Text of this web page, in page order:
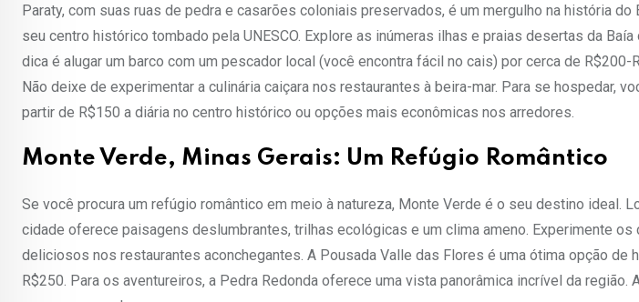
Paraty, com suas ruas de pedra e casarões coloniais preservados, é um mergulho na história
seu centro histórico tombado pela UNESCO. Explore as inúmeras ilhas e praias desertas da
dica é alugar um barco com um pescador local (você encontra fácil no cais) por cerca de
Não deixe de experimentar a culinária caiçara nos restaurantes à beira-mar. Para se hospedar,
partir de R$150 a diária no centro histórico ou opções mais econômicas nos arredores.
Monte Verde, Minas Gerais: Um Refúgio Romântico
Se você procura um refúgio romântico em meio à natureza, Monte Verde é o seu destino ideal.
cidade oferece paisagens deslumbrantes, trilhas ecológicas e um clima ameno. Experimente
deliciosos nos restaurantes aconchegantes. A Pousada Valle das Flores é uma ótima opção de
R$250. Para os aventureiros, a Pedra Redonda oferece uma vista panorâmica incrível da região.